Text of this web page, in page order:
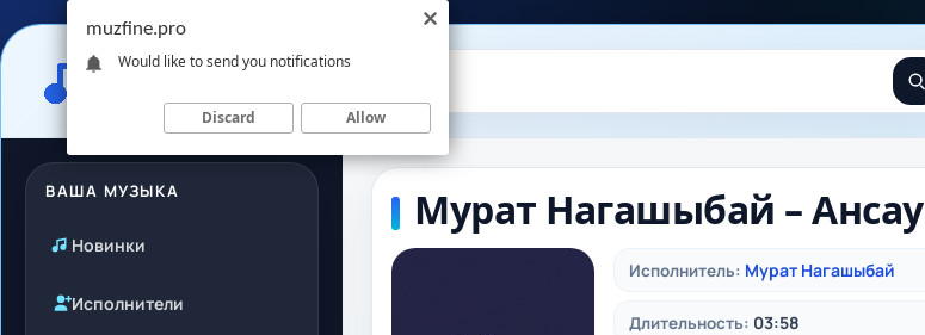
ВАША МУЗЫКА
Новинки
Исполнители
Мурат Нагашыбай – Ансау
Исполнитель: Мурат Нагашыбай
Длительность: 03:58
muzfine.pro
Would like to send you notifications
Discard Allow